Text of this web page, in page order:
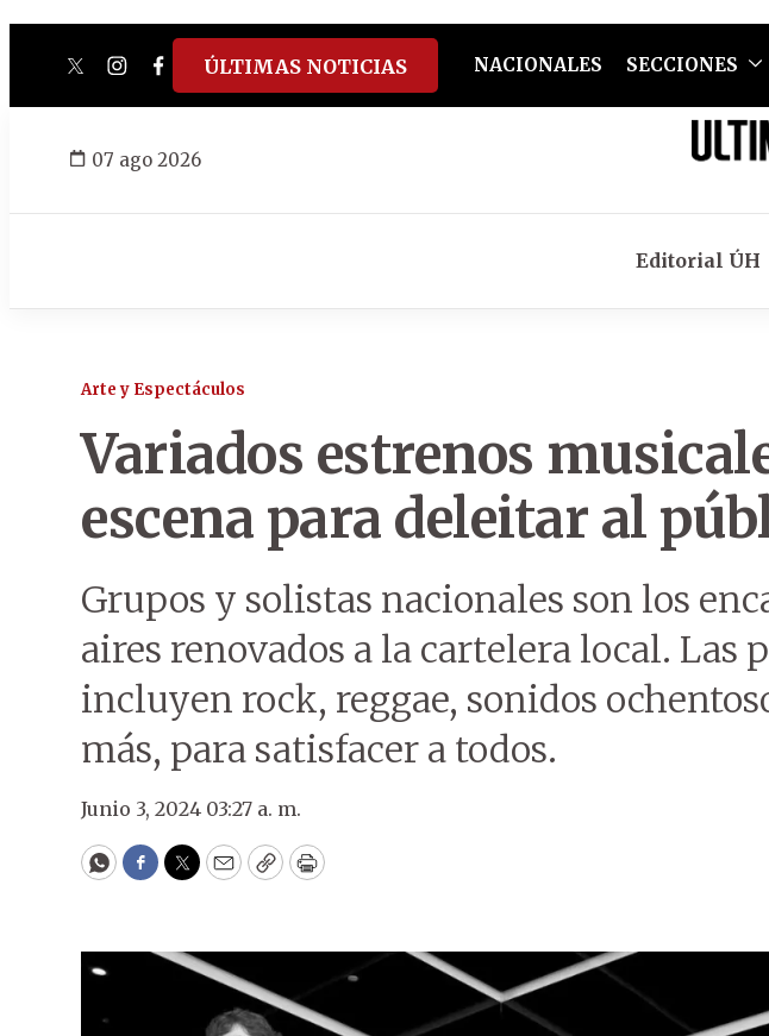
twitterinstagram
facebook
tiktokyoutube
spotify
ÚLTIMAS NOTICIAS NACIONALES SECCIONES
07 ago 2026
Editorial ÚH
Arte y Espectáculos
Variados estrenos
escena para deleitar al
Grupos y solistas nacionales son los
aires renovados a la cartelera local. Las
incluyen rock, reggae, sonidos
más, para satisfacer a todos.
Junio 3, 2024 03:27 a. m.
WhatsApp
Facebook
Twitter
EmailCopyPrint